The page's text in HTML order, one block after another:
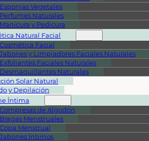
Esponjas Vegetales
Perfumes Naturales
Manicura y Pedicura
Natural Facial
Cosmética Facial
Jabones y Limpiadores Faciales Naturales
Exfoliantes Faciales Naturales
Desmaquillantes Naturales
Solar Natural
y Depilación
Íntima
Compresas de Algodón
Bragas Menstruales
Copa Menstrual
Jabones Íntimos